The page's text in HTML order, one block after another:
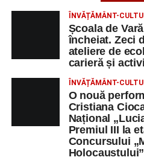
ÎNVĂȚĂMÂNT-
Școala de
încheiat. Zeci
ateliere de
carieră și
ÎNVĂȚĂMÂNT-
O nouă
Cristiana
Național
Premiul III la
Concursului
Holocaustului”